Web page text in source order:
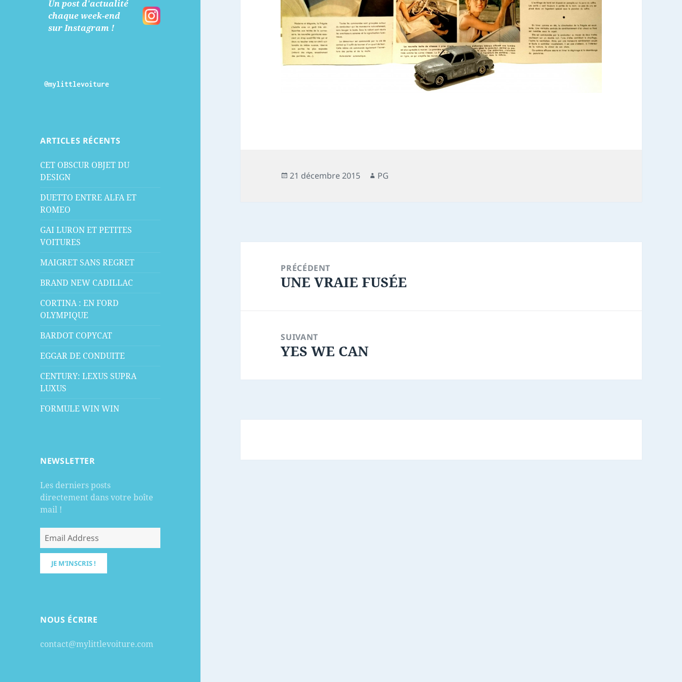
Un post d'actualité
chaque week-end
sur Instagram !
@mylittlevoiture
ARTICLES RÉCENTS
CET OBSCUR OBJET DU
DESIGN
DUETTO ENTRE ALFA ET
ROMEO
GAI LURON ET PETITES
VOITURES
MAIGRET SANS REGRET
BRAND NEW CADILLAC
CORTINA : EN FORD
OLYMPIQUE
BARDOT COPYCAT
EGGAR DE CONDUITE
CENTURY: LEXUS SUPRA
LUXUS
FORMULE WIN WIN
NEWSLETTER
Les derniers posts
directement dans votre boîte
mail !
NOUS ÉCRIRE
contact@mylittlevoiture.com
Publié
21 décembre 2015 Auteur
PG
PRÉCÉDENT
Article
UNE VRAIE FUSÉE
SUIVANT
Article
YES WE CAN